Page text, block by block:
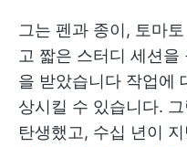
그는 펜과 종이, 토마
고 짧은 스터디 세션
을 받았습니다 작업에
상시킬 수 있습니다.
탄생했고, 수십 년이